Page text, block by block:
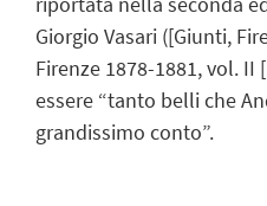
Giorgio Vasari ([Giunti,
Firenze 1878-1881, vol.
essere “tanto belli che
grandissimo conto”.